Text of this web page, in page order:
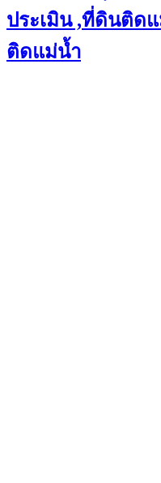
ประเมิน ,ที่ดินติด
ติดแม่น้ำ